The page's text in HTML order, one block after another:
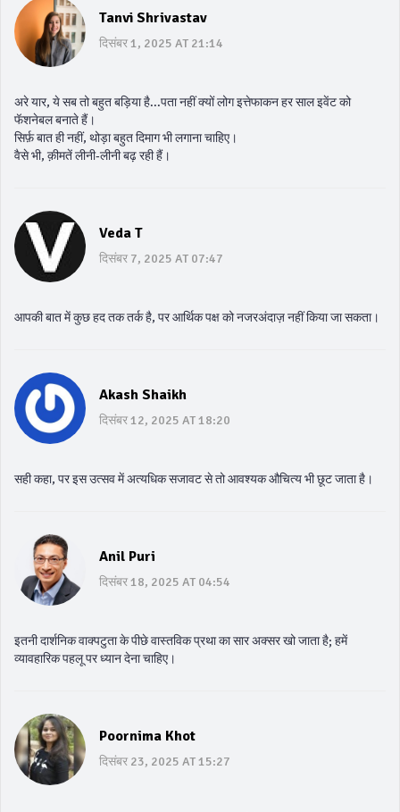
Tanvi Shrivastav
दिसंबर 1, 2025 AT 21:14
अरे यार, ये सब तो बहुत बड़िया है...पता नहीं क्यों लोग इत्तेफाकन हर साल इवेंट को
फॅशनेबल बनाते हैं।
सिर्फ़ बात ही नहीं, थोड़ा बहुत दिमाग भी लगाना चाहिए।
वैसे भी, क़ीमतें लीनी‑लीनी बढ़ रही हैं।
Veda T
दिसंबर 7, 2025 AT 07:47
आपकी बात में कुछ हद तक तर्क है, पर आर्थिक पक्ष को नजरअंदाज़ नहीं किया जा सकता।
Akash Shaikh
दिसंबर 12, 2025 AT 18:20
सही कहा, पर इस उत्सव में अत्यधिक सजावट से तो आवश्यक औचित्य भी छूट जाता है।
Anil Puri
दिसंबर 18, 2025 AT 04:54
इतनी दार्शनिक वाक्पटुता के पीछे वास्तविक प्रथा का सार अक्सर खो जाता है; हमें
व्यावहारिक पहलू पर ध्यान देना चाहिए।
Poornima Khot
दिसंबर 23, 2025 AT 15:27